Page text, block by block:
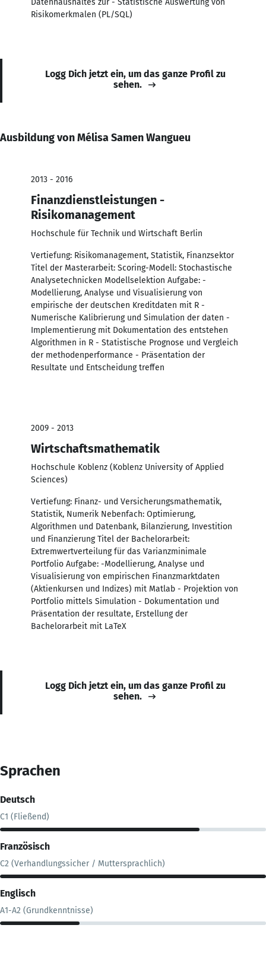
Risikomerkmalen (PL/SQL)
Logg Dich jetzt ein, um das ganze Profil zu
sehen.
Ausbildung von Mélisa Samen Wangueu
2013 - 2016
Finanzdienstleistungen -
Risikomanagement
Hochschule für Technik und Wirtschaft Berlin
Vertiefung: Risikomanagement, Statistik, Finanzsektor
Titel der Masterarbeit: Scoring-Modell: Stochastische
Analysetechnicken Modellselektion Aufgabe: -
Modellierung, Analyse und Visualisierung von
empirische der deutschen Kreditdaten mit R -
Numerische Kalibrierung und Simulation der daten -
Implementierung mit Dokumentation des entstehen
Algorithmen in R - Statistische Prognose und Vergleich
der methodenperformance - Präsentation der
Resultate und Entscheidung treffen
2009 - 2013
Wirtschaftsmathematik
Hochschule Koblenz (Koblenz University of Applied
Sciences)
Vertiefung: Finanz- und Versicherungsmathematik,
Statistik, Numerik Nebenfach: Optimierung,
Algorithmen und Datenbank, Bilanzierung, Investition
und Finanzierung Titel der Bachelorarbeit:
Extremwertverteilung für das Varianzminimale
Portfolio Aufgabe: -Modellierung, Analyse und
Visualisierung von empirischen Finanzmarktdaten
(Aktienkursen und Indizes) mit Matlab - Projektion von
Portfolio mittels Simulation - Dokumentation und
Präsentation der resultate, Erstellung der
Bachelorarbeit mit LaTeX
Logg Dich jetzt ein, um das ganze Profil zu
sehen.
Sprachen
Deutsch
C1 (Fließend)
Französisch
C2 (Verhandlungssicher / Muttersprachlich)
Englisch
A1-A2 (Grundkenntnisse)